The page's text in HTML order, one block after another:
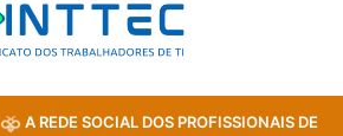
A REDE SOCIAL DOS PROFISSIONAIS DE